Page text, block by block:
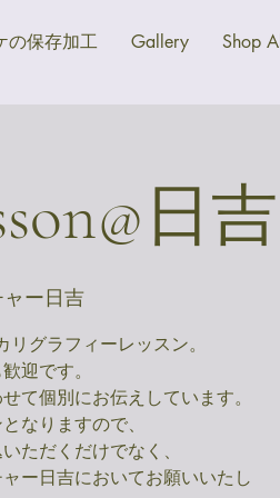
の保存加工 Gallery Shop All
日吉
ー日吉
グラフィーレッスン。
迎です。
て個別にお伝えしています。
なりますので、
ただくだけでなく、
ー日吉においてお願いいたし